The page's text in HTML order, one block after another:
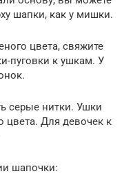
шапки, как у мишки.
цвета, свяжите
пуговки к ушкам. У
серые нитки. Ушки
цвета. Для девочек к
шапочки: